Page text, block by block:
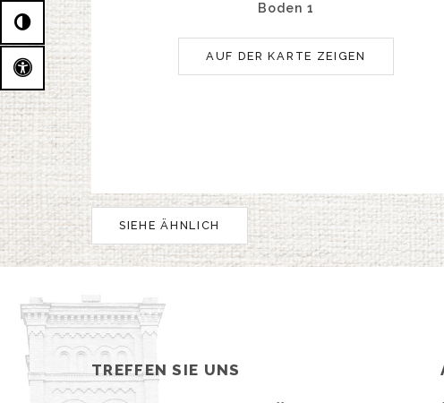
Boden 1
AUF DER KARTE ZEIGEN
SIEHE ÄHNLICH
TREFFEN SIE UNS